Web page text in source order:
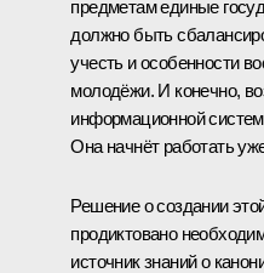
предметам единые
должно быть
учесть и особенности
молодёжи. И конечно,
информационной
Она начнёт работать
Решение о создании
продиктовано
источник знаний о